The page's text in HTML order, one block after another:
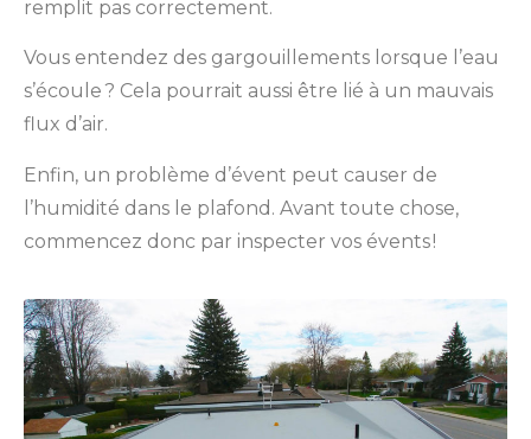
remplit pas correctement.
Vous entendez des gargouillements lorsque l’eau
s’écoule ? Cela pourrait aussi être lié à un mauvais
flux d’air.
Enfin, un problème d’évent peut causer de
l’humidité dans le plafond. Avant toute chose,
commencez donc par inspecter vos évents !